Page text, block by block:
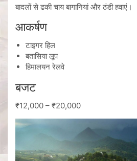
बादलों से ढकी चाय बागानियां और ठंडी हवाएं।
आकर्षण
टाइगर हिल
बतासिया लूप
हिमालयन रेलवे
बजट
₹12,000 – ₹20,000